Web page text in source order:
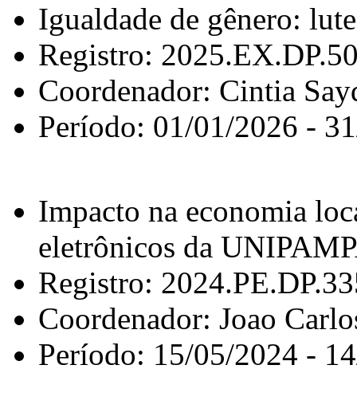
Igualdade de gênero:
Registro:
Coordenador: Cintia
Período: 01/01/2026 -
Impacto na economia
eletrônicos da
Registro:
Coordenador: Joao
Período: 15/05/2024 -